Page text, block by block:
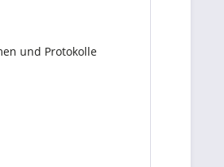
und Protokolle